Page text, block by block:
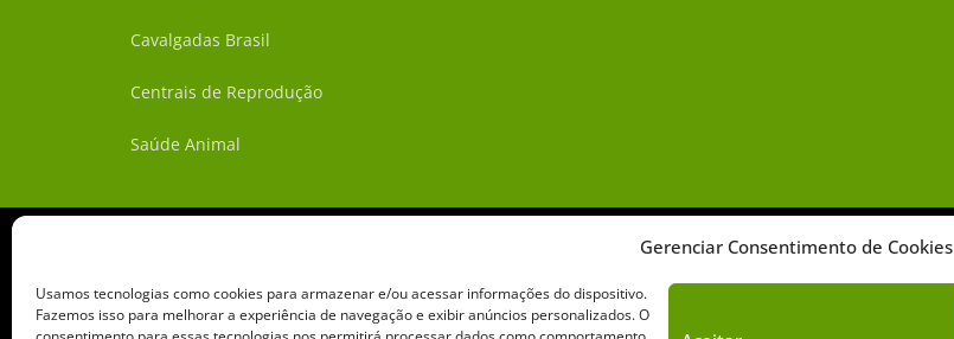
Gerenciar Consentimento de Cookies
Usamos tecnologias como cookies para armazenar e/ou acessar informações do dispositivo.
Fazemos isso para melhorar a experiência de navegação e exibir anúncios personalizados. O
Cavalgadas Brasil
Centrais de Reprodução
Saúde Animal